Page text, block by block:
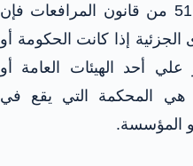
العامة طبقاً لصريح نص المادة 51 من قانون المرافعات فإن
إذا كانت الحكومة أو
علي أحد الهيئات العامة أو
المحكمة التي يقع في
المؤسسة.